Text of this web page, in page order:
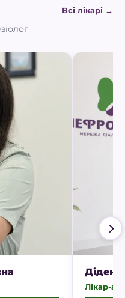
Всі лікарі →
Лікар-